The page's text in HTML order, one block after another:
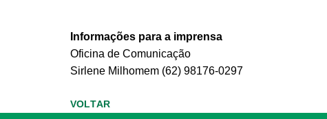
Informações para a imprensa
Oficina de Comunicação
Sirlene Milhomem (62) 98176-0297
VOLTAR